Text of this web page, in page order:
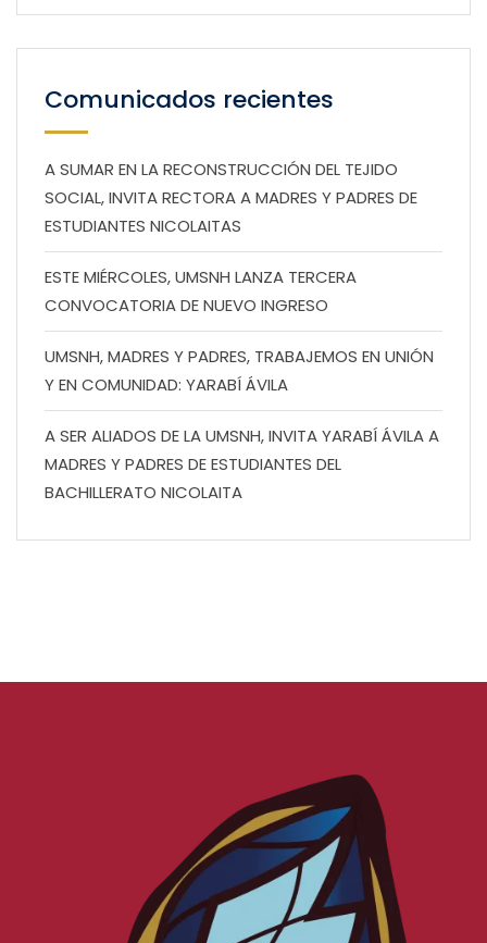
Comunicados recientes
A SUMAR EN LA RECONSTRUCCIÓN DEL TEJIDO
SOCIAL, INVITA RECTORA A MADRES Y PADRES DE
ESTUDIANTES NICOLAITAS
ESTE MIÉRCOLES, UMSNH LANZA TERCERA
CONVOCATORIA DE NUEVO INGRESO
UMSNH, MADRES Y PADRES, TRABAJEMOS EN UNIÓN
Y EN COMUNIDAD: YARABÍ ÁVILA
A SER ALIADOS DE LA UMSNH, INVITA YARABÍ ÁVILA A
MADRES Y PADRES DE ESTUDIANTES DEL
BACHILLERATO NICOLAITA